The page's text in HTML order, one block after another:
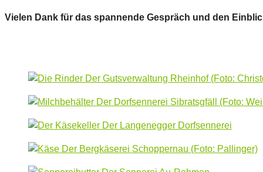
Vielen Dank für das spannende Gespräch und den